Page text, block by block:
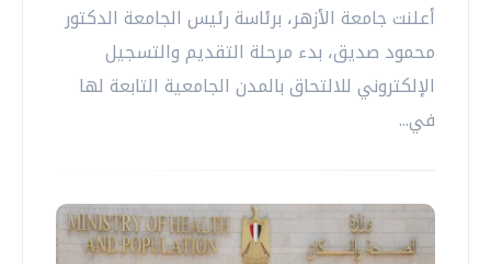
أعلنت جامعة الأزهر، برئاسة رئيس الجامعة الدكتور
محمود صديق، بدء مرحلة التقديم والتسجيل
الإلكتروني للالتحاق بالمدن الجامعية التابعة لها
في...